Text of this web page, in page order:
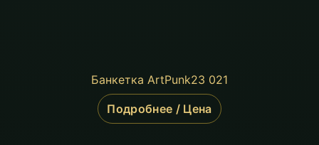
Банкетка ArtPunk23 021
Подробнее / Цена